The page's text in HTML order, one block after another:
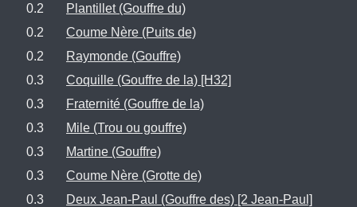
0.2
Plantillet (Gouffre du)
0.2
Coume Nère (Puits de)
0.2
Raymonde (Gouffre)
0.3
Coquille (Gouffre de la) [H32]
0.3
Fraternité (Gouffre de la)
0.3
Mile (Trou ou gouffre)
0.3
Martine (Gouffre)
0.3
Coume Nère (Grotte de)
0.3
Deux Jean-Paul (Gouffre des) [2 Jean-Paul]